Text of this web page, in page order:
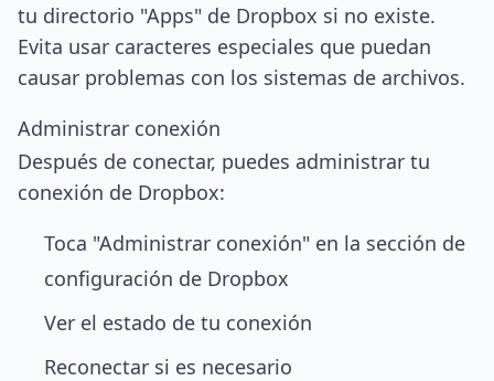
tu directorio "Apps" de Dropbox si no existe.
Evita usar caracteres especiales que puedan
causar problemas con los sistemas de archivos.
Administrar conexión
Después de conectar, puedes administrar tu
conexión de Dropbox:
Toca "Administrar conexión" en la sección de
configuración de Dropbox
Ver el estado de tu conexión
Reconectar si es necesario